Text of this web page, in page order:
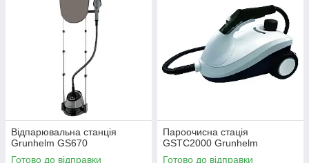
Відпарювальна станція
Grunhelm GS670
Готово до відправки
Пароочисна стацiя
GSTC2000 Grunhelm
Готово до відправки